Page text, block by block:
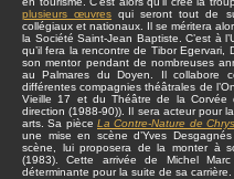
plusieurs œuvres qui seront tout de
collégiaux et nationaux. Il se méritera
la Société Saint-Jean Baptiste. C’est à
qu’il fera la rencontre de Tibor
son mentor pendant de nombreuses
au Palmares du Doyen. Il collabore
différentes compagnies théâtrales de
Vieille 17 et du Théâtre de la Corvée
direction (1988-90)). Il sera acteur pour
arts. Sa pièce La Contre-Nature de
une mise en scène d’Yves
scène, lui proposera de la monter à
(1983). Cette arrivée de Michel
déterminante pour la suite de sa carrière.